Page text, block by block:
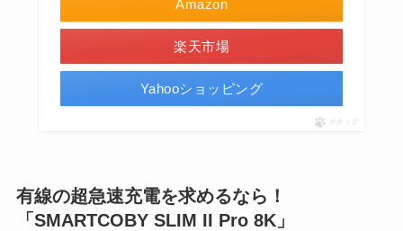
Amazon
楽天市場
Yahooショッピング
ポチップ
有線の超急速充電を求めるなら！
「SMARTCOBY SLIM II Pro 8K」